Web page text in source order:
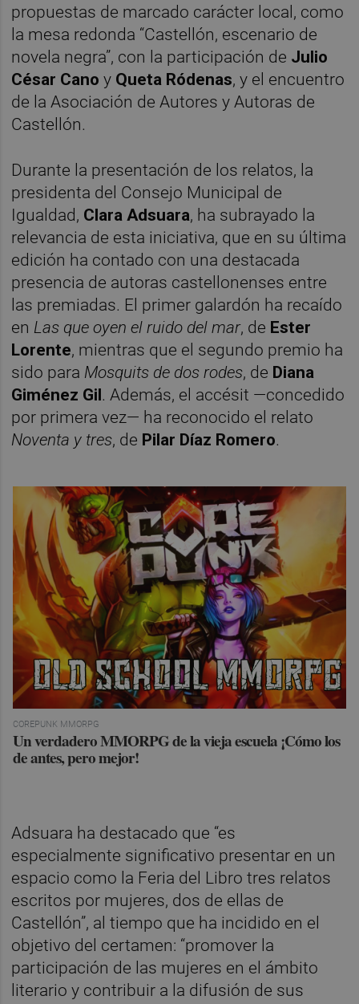
propuestas de marcado carácter local, como
la mesa redonda “Castellón, escenario de
novela negra”, con la participación de Julio
César Cano y Queta Ródenas, y el encuentro
de la Asociación de Autores y Autoras de
Castellón.
Durante la presentación de los relatos, la
presidenta del Consejo Municipal de
Igualdad, Clara Adsuara, ha subrayado la
relevancia de esta iniciativa, que en su última
edición ha contado con una destacada
presencia de autoras castellonenses entre
las premiadas. El primer galardón ha recaído
en Las que oyen el ruido del mar, de Ester
Lorente, mientras que el segundo premio ha
sido para Mosquits de dos rodes, de Diana
Giménez Gil. Además, el accésit —concedido
por primera vez— ha reconocido el relato
Noventa y tres, de Pilar Díaz Romero.
COREPUNK MMORPG
Un verdadero MMORPG de la vieja escuela ¡Cómo los
de antes, pero mejor!
Adsuara ha destacado que “es
especialmente significativo presentar en un
espacio como la Feria del Libro tres relatos
escritos por mujeres, dos de ellas de
Castellón”, al tiempo que ha incidido en el
objetivo del certamen: “promover la
participación de las mujeres en el ámbito
literario y contribuir a la difusión de sus